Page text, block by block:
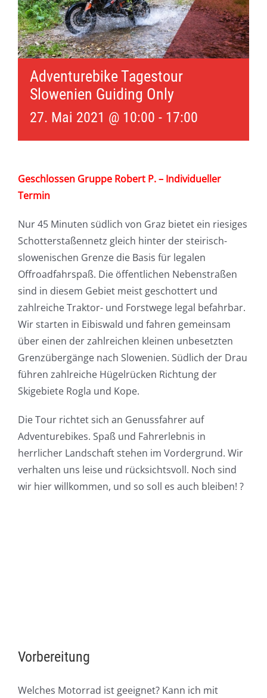
Adventurebike Tagestour
Slowenien Guiding Only
27. Mai 2021 @ 10:00 - 17:00
Geschlossen Gruppe Robert P. – Individueller
Termin
Nur 45 Minuten südlich von Graz bietet ein riesiges
Schotterstaßennetz gleich hinter der steirisch-
slowenischen Grenze die Basis für legalen
Offroadfahrspaß. Die öffentlichen Nebenstraßen
sind in diesem Gebiet meist geschottert und
zahlreiche Traktor- und Forstwege legal befahrbar.
Wir starten in Eibiswald und fahren gemeinsam
über einen der zahlreichen kleinen unbesetzten
Grenzübergänge nach Slowenien. Südlich der Drau
führen zahlreiche Hügelrücken Richtung der
Skigebiete Rogla und Kope.
Die Tour richtet sich an Genussfahrer auf
Adventurebikes. Spaß und Fahrerlebnis in
herrlicher Landschaft stehen im Vordergrund. Wir
verhalten uns leise und rücksichtsvoll. Noch sind
wir hier willkommen, und so soll es auch bleiben! ?
Vorbereitung
Welches Motorrad ist geeignet? Kann ich mit